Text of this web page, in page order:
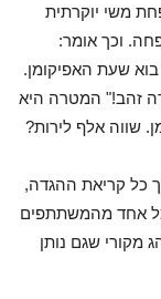
משי יוקרתית
וכך אומר:
שעת האפיקומן.
זהב!" המטרה היא
שווה אלף לירות?
כל קריאת ההגדה,
כל אחד מהמשתתפים
מקורי שגם נותן